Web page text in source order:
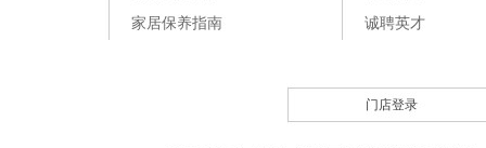
家居保养指南
诚聘英才
门店登录